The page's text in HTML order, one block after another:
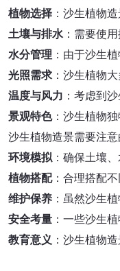
植物选择 ：沙生植物
土壤与排水：需要使
水分管理 ：由于沙生
光照需求 ：沙生植物
温度与风力 ：考虑到
景观特色：沙生植物
沙生植物造景需要注意
环境模拟：确保土壤
植物搭配：合理搭配
维护保养 ：虽然沙生
安全考量 ：一些沙生
教育意义 ：沙生植物